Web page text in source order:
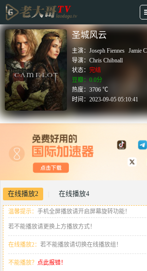
圣城风云
主演：Joseph Fiennes Jamie
导演：Chris Chibnall
状态：完结
豆瓣：0.0分
热度：3706 ℃
时间：2023-09-05 05:10:41
在线播放2 在线播放4
温馨提示： 手机全屏播放请开启屏幕旋转功能！
若不能播放请更换上方播放方式！
在线播放2： 若不能播放请切换在线播放组！
不能播放？ 点此报错！